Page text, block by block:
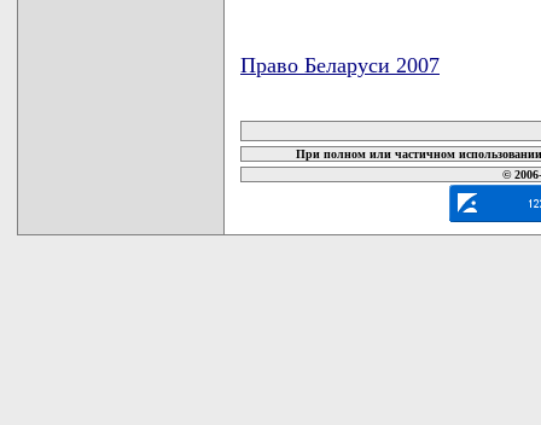
Право Беларуси 2007
При полном или частичном
©